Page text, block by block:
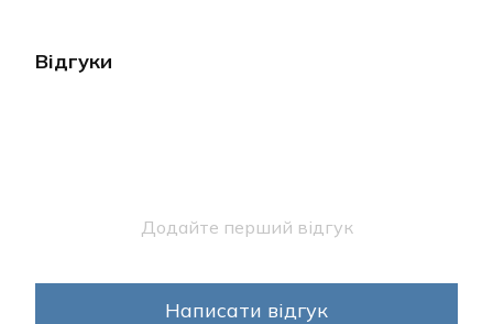
Відгуки
Додайте перший відгук
Написати відгук